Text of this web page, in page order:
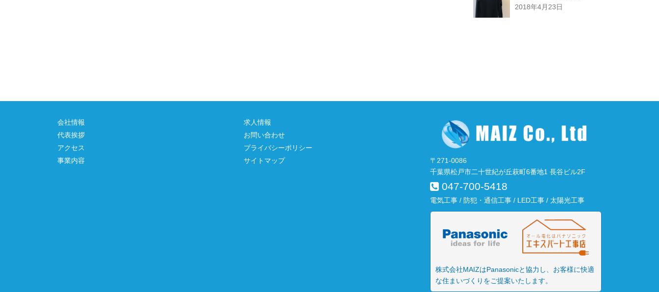
2018年4月23日
会社情報
代表挨拶
アクセス
事業内容
求人情報
お問い合わせ
プライバシーポリシー
サイトマップ
〒271-0086
千葉県松戸市二十世紀が丘萩町6番地1 長谷ビル2F
047-700-5418
電気工事 / 防犯・通信工事 / LED工事 / 太陽光工事
株式会社MAIZはPanasonicと協力し、お客様に快適
な住まいづくりをご提案いたします。